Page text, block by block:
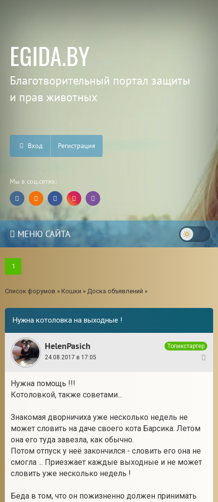
EGIDA.BY
Благотворительный портал защиты
и прав животных
Вход Регистрация
Мы в соц.сетях:
МЕНЮ САЙТА
1
Список форумов » Кошки » Доска объявлений »
Нужна котоловка на выходные !
HelenPasich
Топикстартер
24.08.2017 в 17:05
Нужна помощь !!!
Котоловкой, также советами...
Знакомая дворничиха уже несколько недель не
может словить на даче своего кота Барсика. Летом
она его туда завезла, как обычно.
Потом отпуск у неё закончился - словить его она не
смогла ... Приезжает каждые выходные и не может
словить уже несколько недель !
Беда в том, что он пожизненно должен принимать